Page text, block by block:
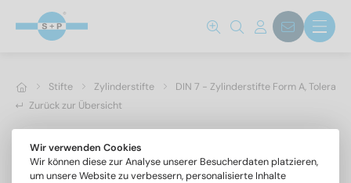
Stifte Zylinderstifte
DIN 7 - Zylinderstifte Form A,
Zurück zur Übersicht
Wir verwenden Cookies
Wir können diese zur Analyse unserer Besucherdaten platzieren,
um unsere Website zu verbessern, personalisierte Inhalte